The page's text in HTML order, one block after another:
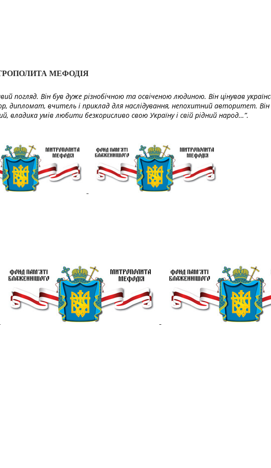
МЕФОДІЯ
погляд. Він був дуже різнобічною та освіченою людиною. Він цінував
дипломат, вчитель і приклад для наслідування, непохитний авторитет.
владика умів любити безкорисливо свою Україну і свій рідний народ…”.